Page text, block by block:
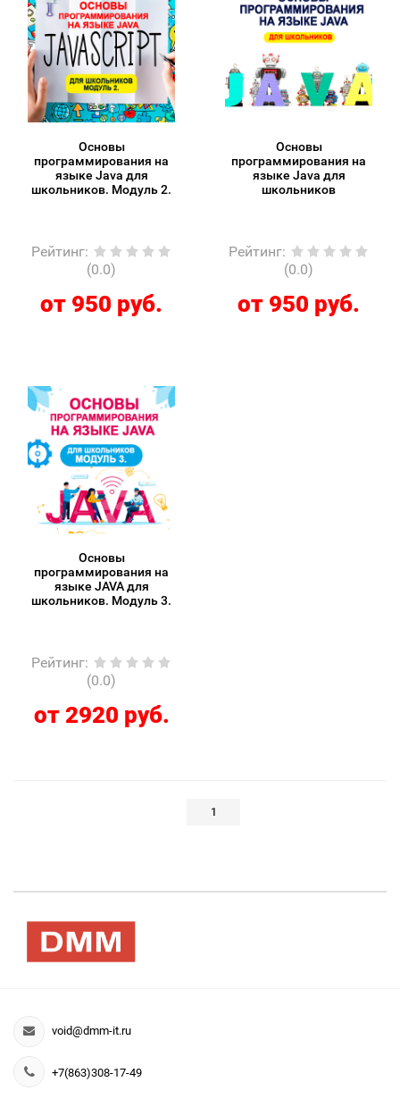
Основы
программирования на
языке Java для
школьников. Модуль 2.
Рейтинг:
(0.0)
от 950 руб.
Основы
программирования на
языке Java для
школьников
Рейтинг:
(0.0)
от 950 руб.
Основы
программирования на
языке JAVA для
школьников. Модуль 3.
Рейтинг:
(0.0)
от 2920 руб.
1
void@dmm-it.ru
+7(863)308-17-49